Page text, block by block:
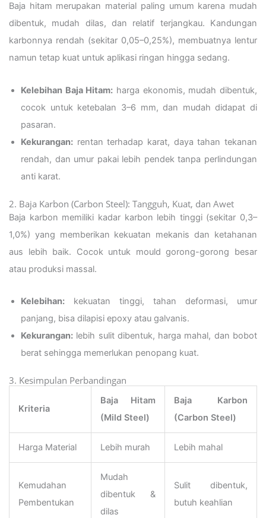
Baja hitam merupakan material paling umum karena mudah
dibentuk, mudah dilas, dan relatif terjangkau. Kandungan
karbonnya rendah (sekitar 0,05–0,25%), membuatnya lentur
namun tetap kuat untuk aplikasi ringan hingga sedang.
Kelebihan Baja Hitam: harga ekonomis, mudah dibentuk,
cocok untuk ketebalan 3–6 mm, dan mudah didapat di
pasaran.
Kekurangan: rentan terhadap karat, daya tahan tekanan
rendah, dan umur pakai lebih pendek tanpa perlindungan
anti karat.
2. Baja Karbon (Carbon Steel): Tangguh, Kuat, dan Awet
Baja karbon memiliki kadar karbon lebih tinggi (sekitar 0,3–
1,0%) yang memberikan kekuatan mekanis dan ketahanan
aus lebih baik. Cocok untuk mould gorong-gorong besar
atau produksi massal.
Kelebihan: kekuatan tinggi, tahan deformasi, umur
panjang, bisa dilapisi epoxy atau galvanis.
Kekurangan: lebih sulit dibentuk, harga mahal, dan bobot
berat sehingga memerlukan penopang kuat.
3. Kesimpulan Perbandingan
Kriteria
Baja Hitam
(Mild Steel)
Baja Karbon
(Carbon Steel)
Harga Material Lebih murah Lebih mahal
Kemudahan
Pembentukan
Mudah
dibentuk &
dilas
Sulit dibentuk,
butuh keahlian